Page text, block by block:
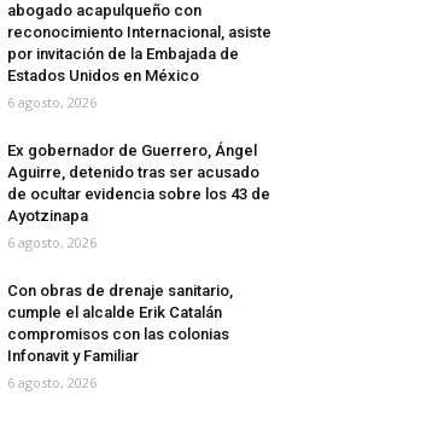
abogado acapulqueño con
reconocimiento Internacional, asiste
por invitación de la Embajada de
Estados Unidos en México
6 agosto, 2026
Ex gobernador de Guerrero, Ángel
Aguirre, detenido tras ser acusado
de ocultar evidencia sobre los 43 de
Ayotzinapa
6 agosto, 2026
Con obras de drenaje sanitario,
cumple el alcalde Erik Catalán
compromisos con las colonias
Infonavit y Familiar
6 agosto, 2026